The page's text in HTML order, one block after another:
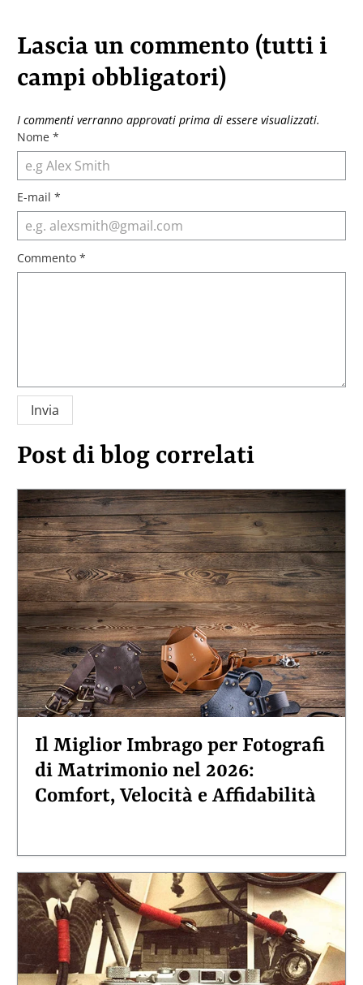
Lascia un commento (tutti i
campi obbligatori)
I commenti verranno approvati prima di essere visualizzati.
Nome*
E-mail*
Commento*
Post di blog correlati
Il Miglior Imbrago per Fotografi
di Matrimonio nel 2026:
Comfort, Velocità e Affidabilità